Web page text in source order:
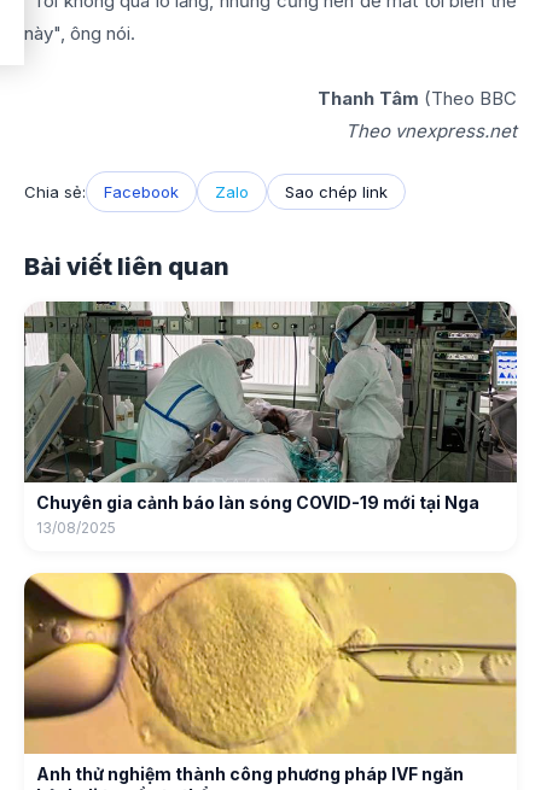
này", ông nói.
Thanh Tâm (Theo BBC
Theo vnexpress.net
Chia sẻ: Facebook Zalo Sao chép link
Bài viết liên quan
Chuyên gia cảnh báo làn sóng COVID-19 mới tại Nga
13/08/2025
Anh thử nghiệm thành công phương pháp IVF ngăn